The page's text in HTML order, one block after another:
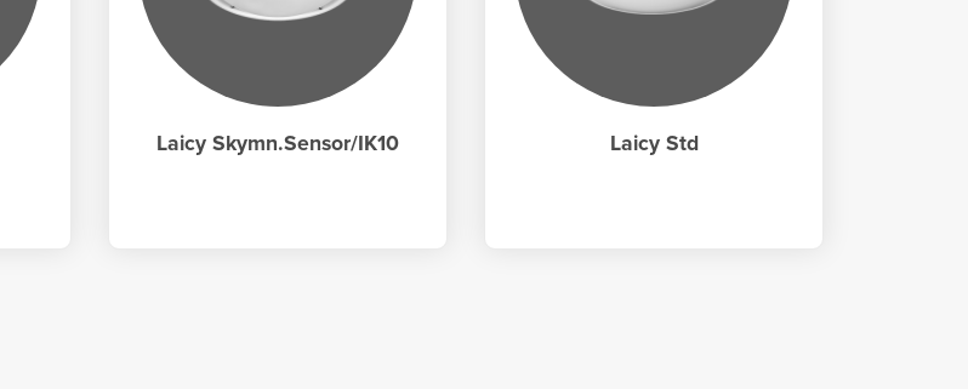
Laicy Skymn.Sensor/IK10 Laicy Std